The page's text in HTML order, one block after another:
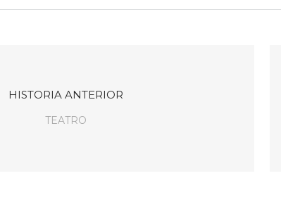
HISTORIA ANTERIOR
TEATRO